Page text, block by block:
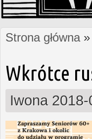
Jesteś tutaj
Strona główna»
Wkrótce
Iwona